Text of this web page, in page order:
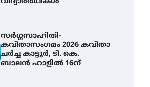
സർഗ്ഗസാഹിതി-
കവിതാസംഗമം 2026 കവിതാ
ചർച്ച കാട്ടൂർ, ടി. കെ.
ബാലൻ ഹാളിൽ 16ന്